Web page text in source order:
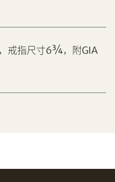
政策。
戒指尺寸6¾，附GIA